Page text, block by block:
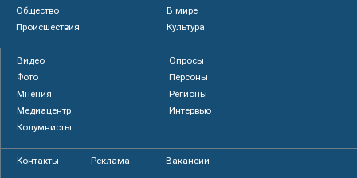
Общество
В мире
Происшествия
Культура
Видео
Опросы
Фото
Персоны
Мнения
Регионы
Медиацентр
Интервью
Колумнисты
Контакты Реклама Вакансии